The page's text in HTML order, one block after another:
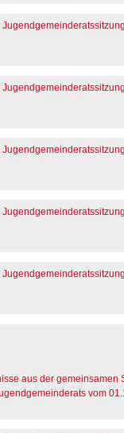
aus der gemeinsamen
vom